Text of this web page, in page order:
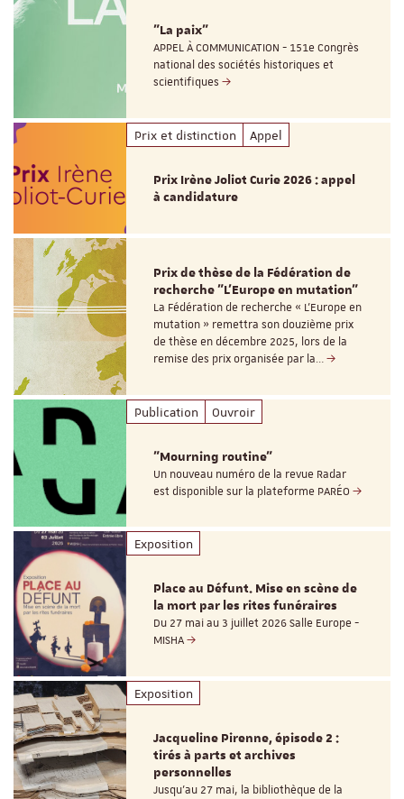
"La paix"
APPEL À COMMUNICATION - 151e Congrès
national des sociétés historiques et
scientifiques
Prix et distinction Appel
Prix Irène Joliot Curie 2026 : appel
à candidature
Prix de thèse de la Fédération de
recherche "L’Europe en mutation"
La Fédération de recherche « L’Europe en
mutation » remettra son douzième prix
de thèse en décembre 2025, lors de la
remise des prix organisée par la…
Publication Ouvroir
"Mourning routine"
Un nouveau numéro de la revue Radar
est disponible sur la plateforme PARÉO
Exposition
Place au Défunt. Mise en scène de
la mort par les rites funéraires
Du 27 mai au 3 juillet 2026 Salle Europe -
MISHA
Exposition
Jacqueline Pirenne, épisode 2 :
tirés à parts et archives
personnelles
Jusqu’au 27 mai, la bibliothèque de la